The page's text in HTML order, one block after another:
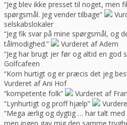
“Jeg blev ikke presset til noget, men
spørgsmål. Jeg vender tilbage”
selskabslokaler
“Jeg fik svar på mine spørgsmål, og
tålmodighed.”
Vurderet af Adem
“Jeg har brugt jer før og altid en god
Golfcafeen
“Kom hurtigt og er præcis det jeg
Vurderet af Ani Hof
“kompetente folk”
Vurderet af
“Lynhurtigt og proff hjælp”
“Mega ærlig og dygtig … har talt